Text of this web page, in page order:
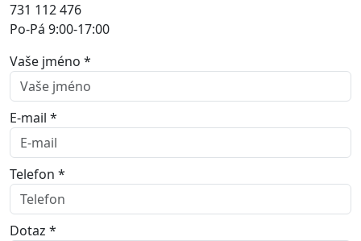
731 112 476
Po-Pá 9:00-17:00
Vaše jméno *
E-mail *
Telefon *
Dotaz *